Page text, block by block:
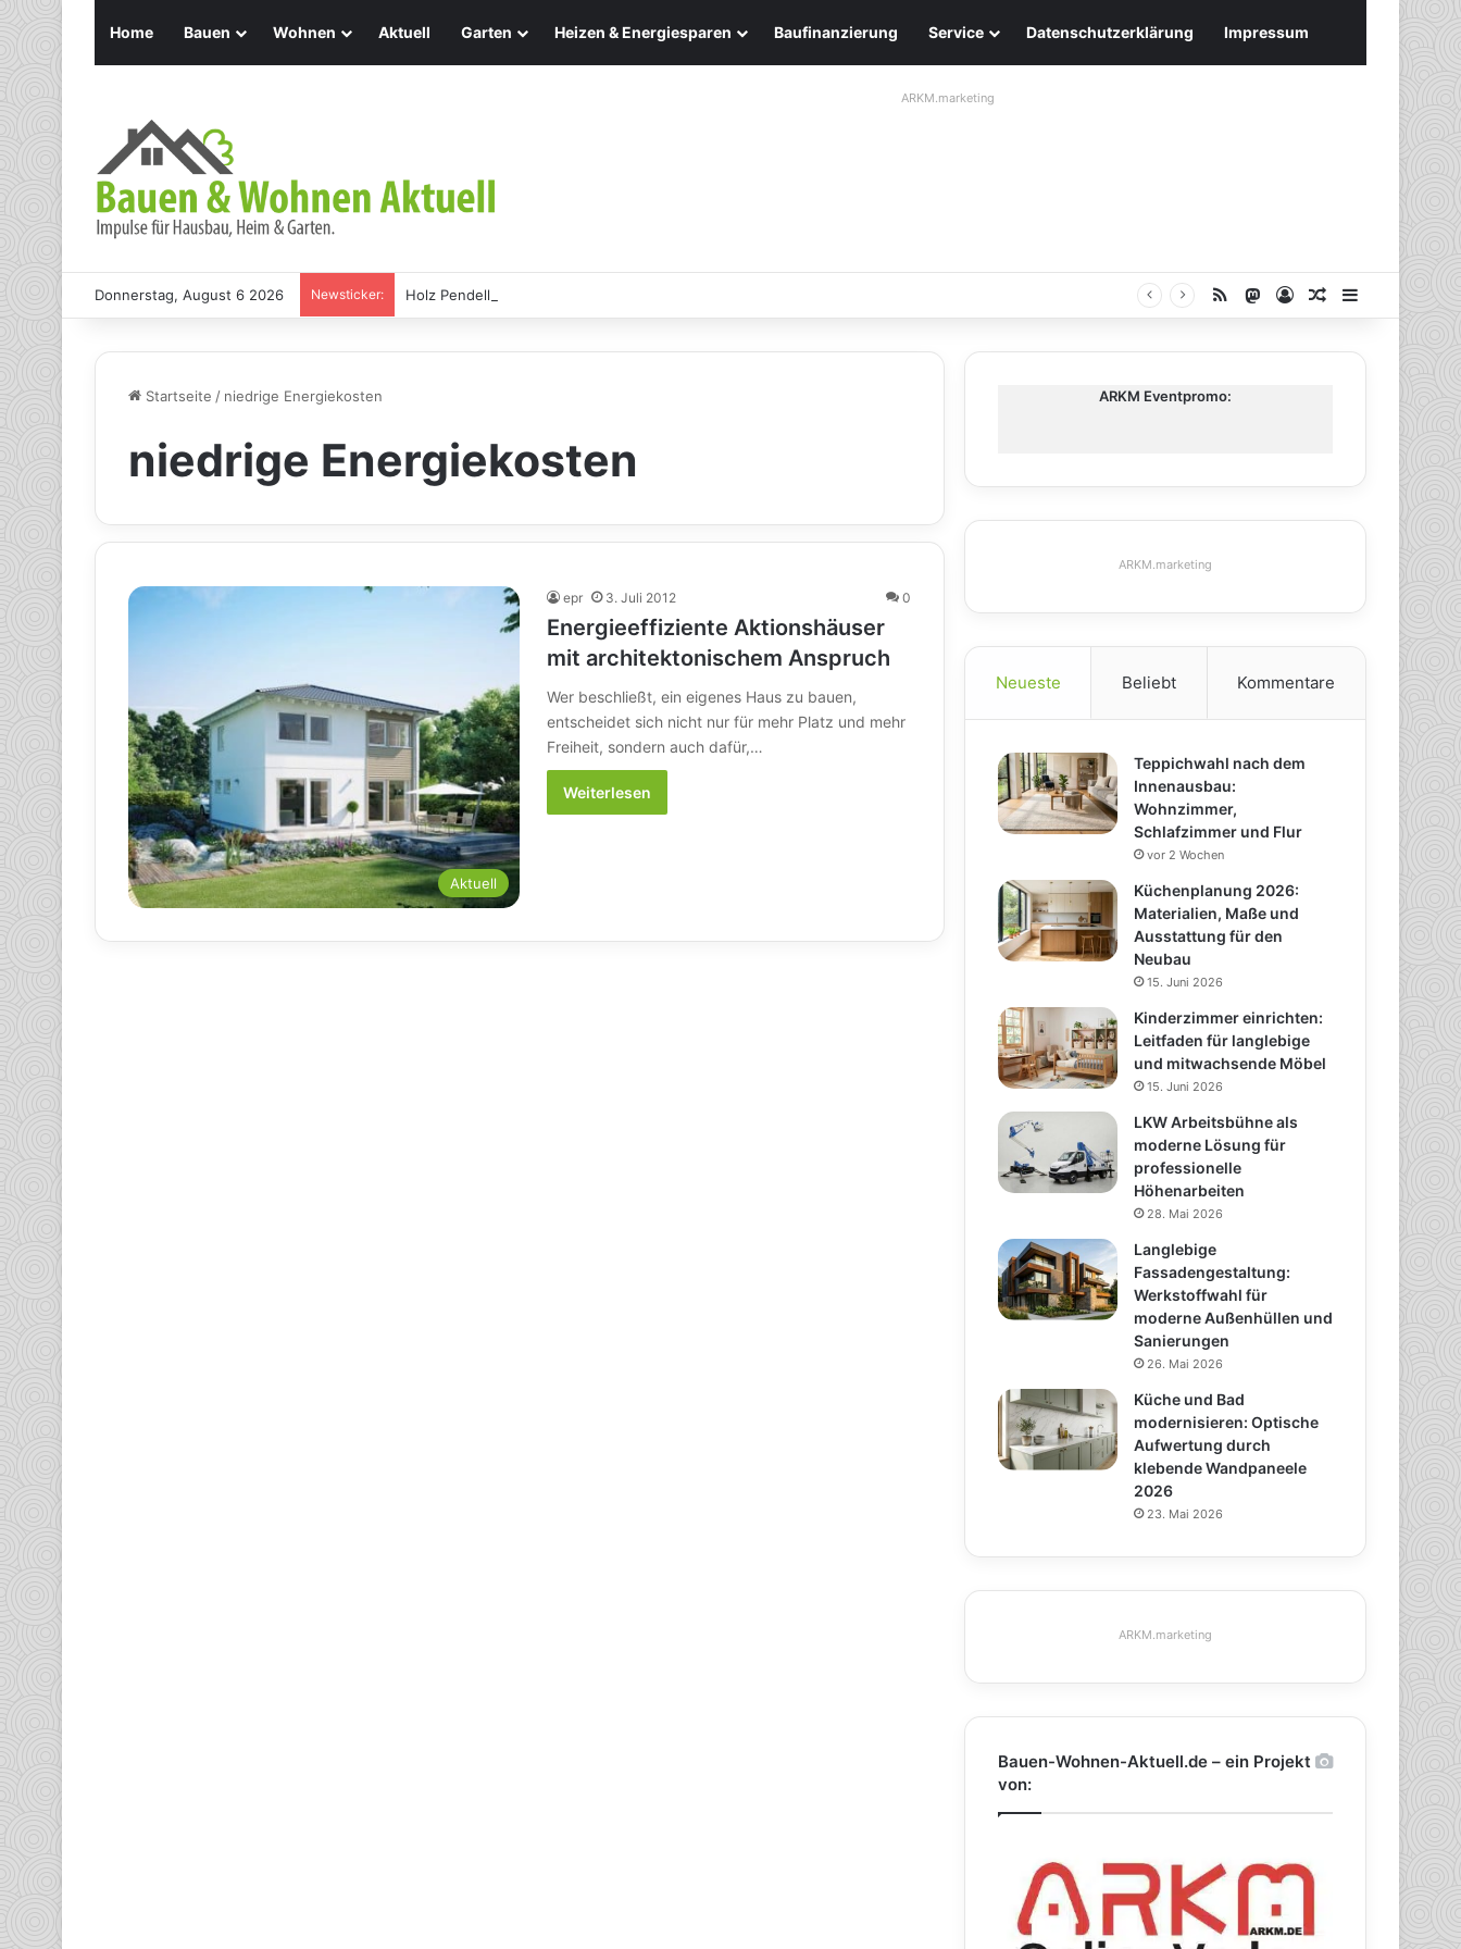
Home Bauen Wohnen Aktuell Garten Heizen & Energiesparen Baufinanzierung Service Datenschutzerklärung Impressum
ARKM.marketing
Donnerstag, August 6 2026 Newsticker: Holz Pendelleuchten: Eleganz und Nachhaltigkeit für Ihr Zuhause RSS Mastodon
AnmeldenZufälliger
Startseite / niedrige Energiekosten
niedrige Energiekosten
Aktuell
epr 3. Juli 2012 0
Energieeffiziente Aktionshäuser
mit architektonischem Anspruch
Wer beschließt, ein eigenes Haus zu bauen,
entscheidet sich nicht nur für mehr Platz und mehr
Freiheit, sondern auch dafür,…
Weiterlesen
ARKM Eventpromo:
ARKM.marketing
Neueste Beliebt Kommentare
Teppichwahl nach dem
Innenausbau:
Wohnzimmer,
Schlafzimmer und Flur
vor 2 Wochen
Küchenplanung 2026:
Materialien, Maße und
Ausstattung für den
Neubau
15. Juni 2026
Kinderzimmer einrichten:
Leitfaden für langlebige
und mitwachsende Möbel
15. Juni 2026
LKW Arbeitsbühne als
moderne Lösung für
professionelle
Höhenarbeiten
28. Mai 2026
Langlebige
Fassadengestaltung:
Werkstoffwahl für
moderne Außenhüllen und
Sanierungen
26. Mai 2026
Küche und Bad
modernisieren: Optische
Aufwertung durch
klebende Wandpaneele
2026
23. Mai 2026
ARKM.marketing
Bauen-Wohnen-Aktuell.de – ein Projekt
von: